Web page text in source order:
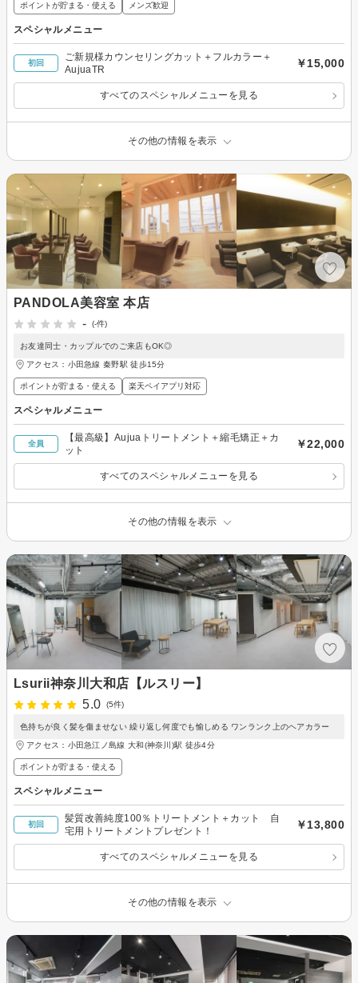
ポイントが貯まる・使える メンズ歓迎
スペシャルメニュー
初回
ご新規様カウンセリングカット＋フルカラー＋
AujuaTR
￥15,000
すべてのスペシャルメニューを見る
その他の情報を表示
PANDOLA美容室 本店
-
(-件)
お友達同士・カップルでのご来店もOK◎
アクセス：小田急線 秦野駅 徒歩15分
ポイントが貯まる・使える 楽天ペイアプリ対応
スペシャルメニュー
全員
【最高級】Aujuaトリートメント＋縮毛矯正＋カ
ット
￥22,000
すべてのスペシャルメニューを見る
その他の情報を表示
Lsurii神奈川大和店【ルスリー】
5.0
(5件)
色持ちが良く髪を傷ませない 繰り返し何度でも愉しめる ワンランク上のヘアカラー
アクセス：小田急江ノ島線 大和(神奈川)駅 徒歩4分
ポイントが貯まる・使える
スペシャルメニュー
初回
髪質改善純度100％トリートメント＋カット 自
宅用トリートメントプレゼント！
￥13,800
すべてのスペシャルメニューを見る
その他の情報を表示